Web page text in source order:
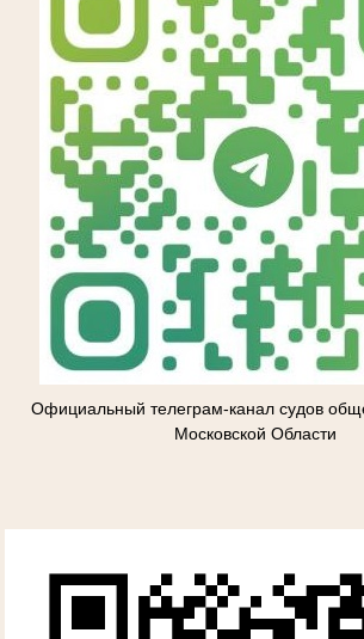
Официальный телеграм-канал судов
Московской Области